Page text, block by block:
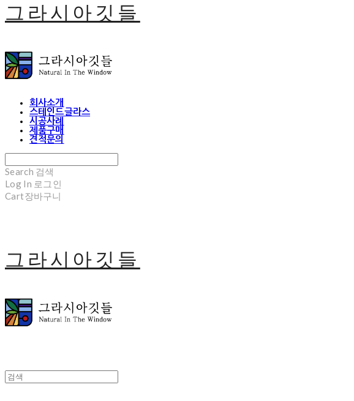
그라시아깃들
회사소개
스테인드글라스
시공사례
제품구매
견적문의
Search 검색
Log In 로그인
Cart장바구니
그라시아깃들